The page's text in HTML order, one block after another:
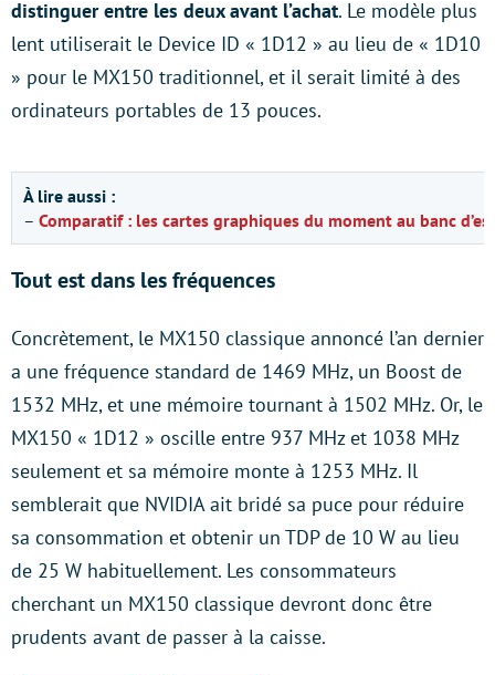
distinguer entre les deux avant l’achat. Le modèle plus
lent utiliserait le Device ID « 1D12 » au lieu de « 1D10
» pour le MX150 traditionnel, et il serait limité à des
ordinateurs portables de 13 pouces.
À lire aussi :
– Comparatif : les cartes graphiques du moment au banc
Tout est dans les fréquences
Concrètement, le MX150 classique annoncé l’an dernier
a une fréquence standard de 1469 MHz, un Boost de
1532 MHz, et une mémoire tournant à 1502 MHz. Or, le
MX150 « 1D12 » oscille entre 937 MHz et 1038 MHz
seulement et sa mémoire monte à 1253 MHz. Il
semblerait que NVIDIA ait bridé sa puce pour réduire
sa consommation et obtenir un TDP de 10 W au lieu
de 25 W habituellement. Les consommateurs
cherchant un MX150 classique devront donc être
prudents avant de passer à la caisse.